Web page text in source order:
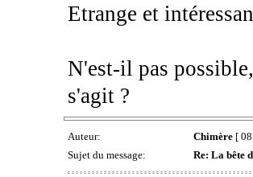
Etrange et
N'est-il pas
s'agit ?
Auteur: Chimère[ 08
Sujet du message:
Re: La bête